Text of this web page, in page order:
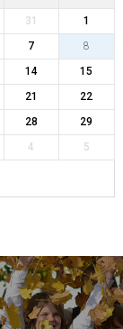
31
1
7
8
14
15
21
22
28
29
4 5